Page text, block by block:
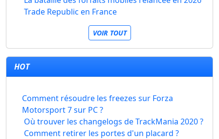
Trade Republic en France
VOIR TOUT
HOT
Comment résoudre les freezes sur Forza
Motorsport 7 sur PC ?
Où trouver les changelogs de TrackMania 2020 ?
Comment retirer les portes d'un placard ?